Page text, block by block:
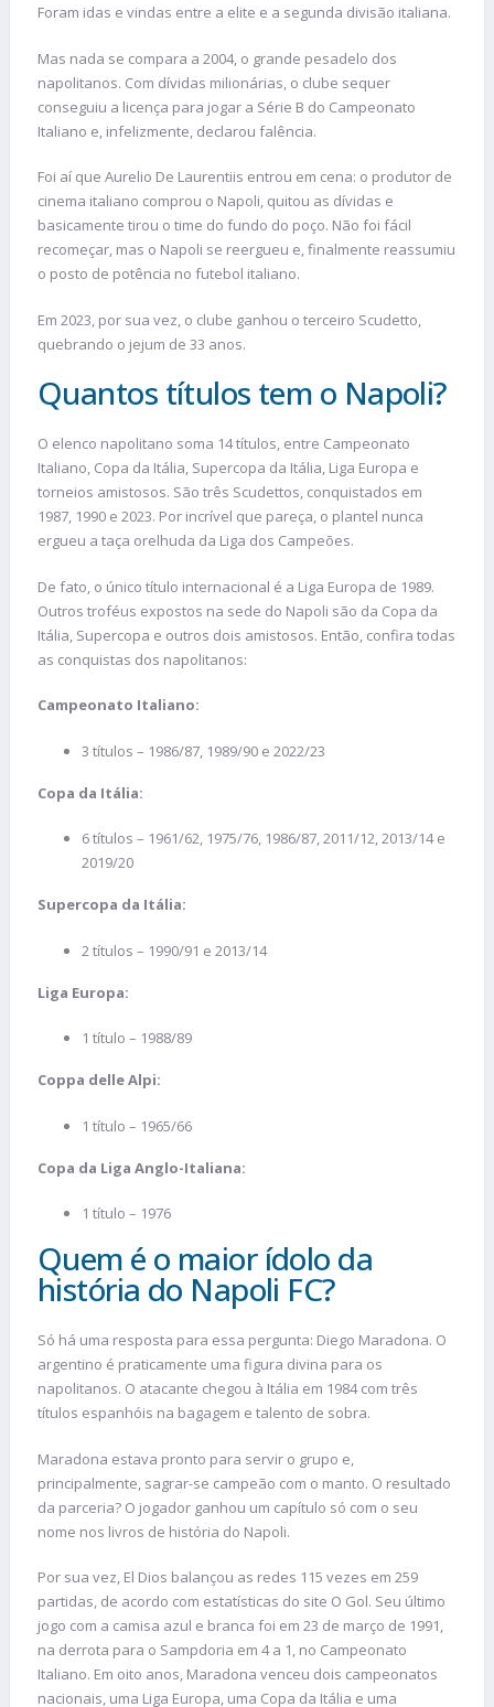
Foram idas e vindas entre a elite e a segunda divisão italiana.
Mas nada se compara a 2004, o grande pesadelo dos
napolitanos. Com dívidas milionárias, o clube sequer
conseguiu a licença para jogar a Série B do Campeonato
Italiano e, infelizmente, declarou falência.
Foi aí que Aurelio De Laurentiis entrou em cena: o produtor de
cinema italiano comprou o Napoli, quitou as dívidas e
basicamente tirou o time do fundo do poço. Não foi fácil
recomeçar, mas o Napoli se reergueu e, finalmente reassumiu
o posto de potência no futebol italiano.
Em 2023, por sua vez, o clube ganhou o terceiro Scudetto,
quebrando o jejum de 33 anos.
Quantos títulos tem o Napoli?
O elenco napolitano soma 14 títulos, entre Campeonato
Italiano, Copa da Itália, Supercopa da Itália, Liga Europa e
torneios amistosos. São três Scudettos, conquistados em
1987, 1990 e 2023. Por incrível que pareça, o plantel nunca
ergueu a taça orelhuda da Liga dos Campeões.
De fato, o único título internacional é a Liga Europa de 1989.
Outros troféus expostos na sede do Napoli são da Copa da
Itália, Supercopa e outros dois amistosos. Então, confira todas
as conquistas dos napolitanos:
Campeonato Italiano:
3 títulos – 1986/87, 1989/90 e 2022/23
Copa da Itália:
6 títulos – 1961/62, 1975/76, 1986/87, 2011/12, 2013/14 e
2019/20
Supercopa da Itália:
2 títulos – 1990/91 e 2013/14
Liga Europa:
1 título – 1988/89
Coppa delle Alpi:
1 título – 1965/66
Copa da Liga Anglo-Italiana:
1 título – 1976
Quem é o maior ídolo da
história do Napoli FC?
Só há uma resposta para essa pergunta: Diego Maradona. O
argentino é praticamente uma figura divina para os
napolitanos. O atacante chegou à Itália em 1984 com três
títulos espanhóis na bagagem e talento de sobra.
Maradona estava pronto para servir o grupo e,
principalmente, sagrar-se campeão com o manto. O resultado
da parceria? O jogador ganhou um capítulo só com o seu
nome nos livros de história do Napoli.
Por sua vez, El Dios balançou as redes 115 vezes em 259
partidas, de acordo com estatísticas do site O Gol. Seu último
jogo com a camisa azul e branca foi em 23 de março de 1991,
na derrota para o Sampdoria em 4 a 1, no Campeonato
Italiano. Em oito anos, Maradona venceu dois campeonatos
nacionais, uma Liga Europa, uma Copa da Itália e uma